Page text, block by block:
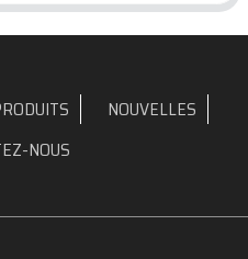
NOUVELLES
NOUS